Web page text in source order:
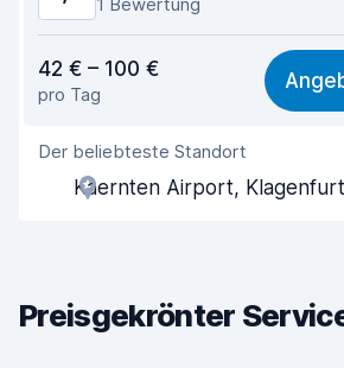
Einfach zu finden
Agenten-Hilfsbereitschaft
Schnelle Abholung
Sauberkeit des Fahrzeugs
42 € – 100 €
pro Tag
Der beliebteste Standort
Kaernten Airport,
Preisgekrönter